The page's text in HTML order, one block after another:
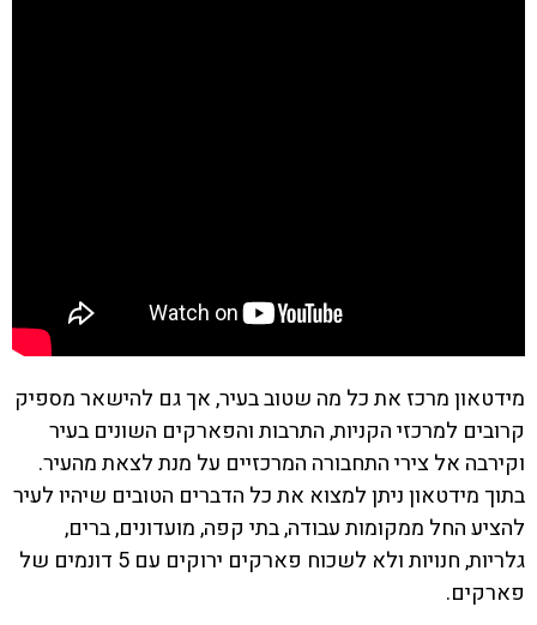
מידטאון מרכז את כל מה שטוב בעיר, אך גם להישאר מספיק
קרובים למרכזי הקניות, התרבות והפארקים השונים בעיר
וקירבה אל צירי התחבורה המרכזיים על מנת לצאת מהעיר.
בתוך מידטאון ניתן למצוא את כל הדברים הטובים שיהיו לעיר
להציע החל ממקומות עבודה, בתי קפה, מועדונים, ברים,
גלריות, חנויות ולא לשכוח פארקים ירוקים עם 5 דונמים של
פארקים.